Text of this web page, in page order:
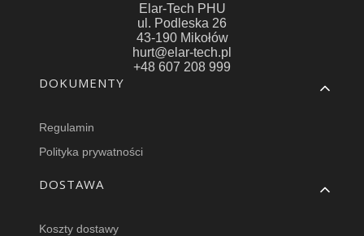
Elar-Tech PHU
ul. Podleska 26
43-190 Mikołów
hurt@elar-tech.pl
+48 607 208 999
Linki w stopce
DOKUMENTY
Regulamin
Polityka prywatności
DOSTAWA
Koszty dostawy